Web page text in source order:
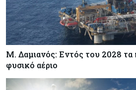
Μ. Δαμιανός: Εντός του 2028
φυσικό αέριο